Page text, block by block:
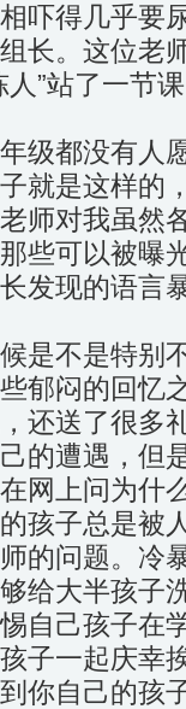
吓得几乎要
长。这位老
”站了一节
级都没有人
就是这样的
师对我虽然
些可以被曝
发现的语言
是不是特别
郁闷的回忆
还送了很多
的遭遇，但
网上问为什
孩子总是被
的问题。冷
给大半孩子
自己孩子在
子一起庆幸
你自己的孩